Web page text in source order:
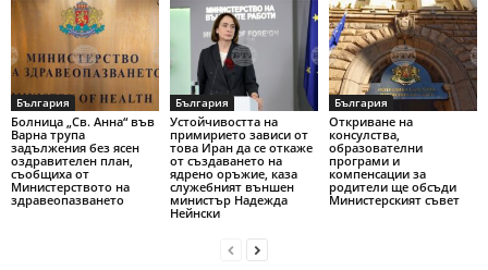
България
Болница „Св. Анна“ във
Варна трупа
задължения без ясен
оздравителен план,
съобщиха от
Министерството на
здравеопазването
България
Устойчивостта на
примирието зависи от
това Иран да се откаже
от създаването на
ядрено оръжие, каза
служебният външен
министър Надежда
Нейнски
България
Откриване на
консулства,
образователни
програми и
компенсации за
родители ще обсъди
Министерският съвет